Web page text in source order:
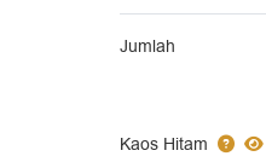
Jumlah
Kaos Hitam